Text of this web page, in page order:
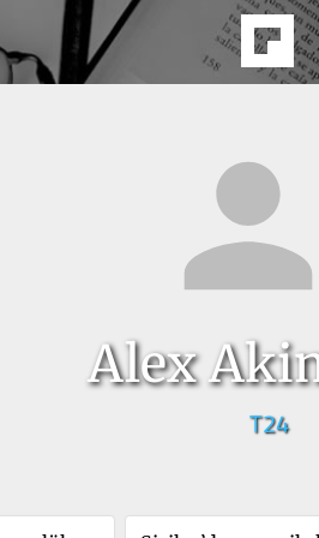
Alex
T24